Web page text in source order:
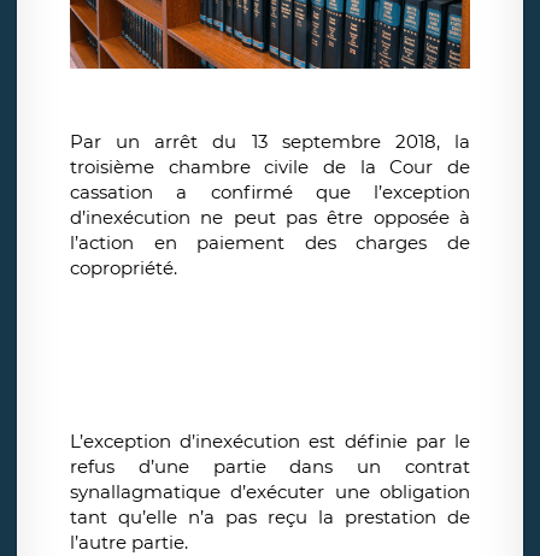
Par un arrêt du 13 septembre 2018, la
troisième chambre civile de la Cour de
cassation a confirmé que l’exception
d’inexécution ne peut pas être opposée à
l’action en paiement des charges de
copropriété.
L’exception d’inexécution est définie par le
refus d’une partie dans un contrat
synallagmatique d’exécuter une obligation
tant qu’elle n’a pas reçu la prestation de
l’autre partie.